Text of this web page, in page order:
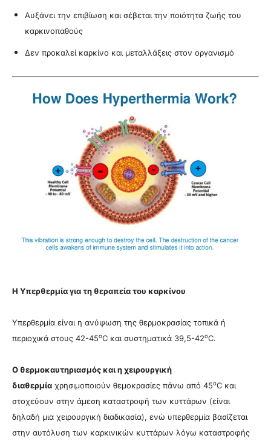
Αυξάνει την επιβίωση και σέβεται την ποιότητα ζωής του
καρκινοπαθούς
Δεν προκαλεί καρκίνο και μεταλλάξεις στον οργανισμό
Η Υπερθερμία για τη θεραπεία του καρκίνου
Υπερθερμία είναι η ανύψωση της θερμοκρασίας τοπικά ή
περιοχικά στους 42-45οC και συστηματικά 39,5-42οC.
Ο θερμοκαυτηριασμός και η χειρουργική
διαθερμία χρησιμοποιούν θεμοκρασίες πάνω από 45οC και
στοχεύουν στην άμεση καταστροφή των κυττάρων (είναι
δηλαδή μια χειρουργική διαδικασία), ενώ υπερθερμία βασίζεται
στην αυτόλυση των καρκινικών κυττάρων λόγω καταστροφής